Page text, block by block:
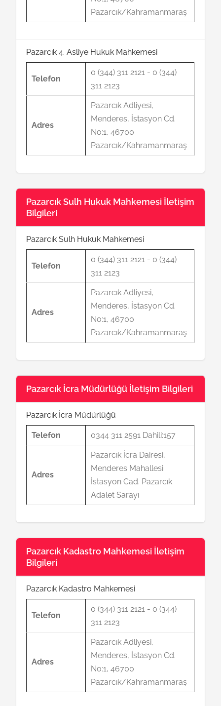
Pazarcık/Kahramanmaraş
Pazarcık 4. Asliye Hukuk Mahkemesi
Telefon
0 (344) 311 2121 - 0 (344)
311 2123
Adres
Pazarcık Adliyesi,
Menderes, İstasyon Cd.
No:1, 46700
Pazarcık/Kahramanmaraş
Pazarcık Sulh Hukuk Mahkemesi İletişim
Bilgileri
Pazarcık Sulh Hukuk Mahkemesi
Telefon
0 (344) 311 2121 - 0 (344)
311 2123
Adres
Pazarcık Adliyesi,
Menderes, İstasyon Cd.
No:1, 46700
Pazarcık/Kahramanmaraş
Pazarcık İcra Müdürlüğü İletişim Bilgileri
Pazarcık İcra Müdürlüğü
Telefon 0344 311 2591 Dahili:157
Adres
Pazarcık İcra Dairesi,
Menderes Mahallesi
İstasyon Cad. Pazarcık
Adalet Sarayı
Pazarcık Kadastro Mahkemesi İletişim
Bilgileri
Pazarcık Kadastro Mahkemesi
Telefon
0 (344) 311 2121 - 0 (344)
311 2123
Adres
Pazarcık Adliyesi,
Menderes, İstasyon Cd.
No:1, 46700
Pazarcık/Kahramanmaraş